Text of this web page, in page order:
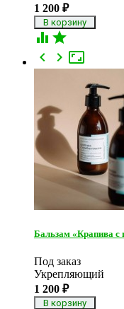
1 200 ₽
 

 
Бальзам «Крапива с
Под заказ
Укрепляющий
1 200 ₽